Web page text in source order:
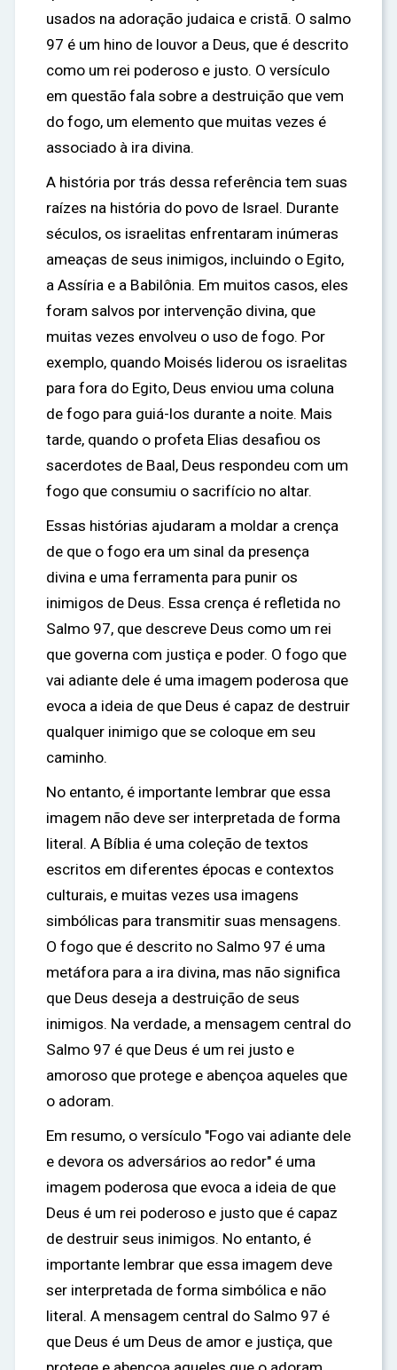
usados ​​na adoração judaica e cristã. O salmo
97 é um hino de louvor a Deus, que é descrito
como um rei poderoso e justo. O versículo
em questão fala sobre a destruição que vem
do fogo, um elemento que muitas vezes é
associado à ira divina.
A história por trás dessa referência tem suas
raízes na história do povo de Israel. Durante
séculos, os israelitas enfrentaram inúmeras
ameaças de seus inimigos, incluindo o Egito,
a Assíria e a Babilônia. Em muitos casos, eles
foram salvos por intervenção divina, que
muitas vezes envolveu o uso de fogo. Por
exemplo, quando Moisés liderou os israelitas
para fora do Egito, Deus enviou uma coluna
de fogo para guiá-los durante a noite. Mais
tarde, quando o profeta Elias desafiou os
sacerdotes de Baal, Deus respondeu com um
fogo que consumiu o sacrifício no altar.
Essas histórias ajudaram a moldar a crença
de que o fogo era um sinal da presença
divina e uma ferramenta para punir os
inimigos de Deus. Essa crença é refletida no
Salmo 97, que descreve Deus como um rei
que governa com justiça e poder. O fogo que
vai adiante dele é uma imagem poderosa que
evoca a ideia de que Deus é capaz de destruir
qualquer inimigo que se coloque em seu
caminho.
No entanto, é importante lembrar que essa
imagem não deve ser interpretada de forma
literal. A Bíblia é uma coleção de textos
escritos em diferentes épocas e contextos
culturais, e muitas vezes usa imagens
simbólicas para transmitir suas mensagens.
O fogo que é descrito no Salmo 97 é uma
metáfora para a ira divina, mas não significa
que Deus deseja a destruição de seus
inimigos. Na verdade, a mensagem central do
Salmo 97 é que Deus é um rei justo e
amoroso que protege e abençoa aqueles que
o adoram.
Em resumo, o versículo "Fogo vai adiante dele
e devora os adversários ao redor" é uma
imagem poderosa que evoca a ideia de que
Deus é um rei poderoso e justo que é capaz
de destruir seus inimigos. No entanto, é
importante lembrar que essa imagem deve
ser interpretada de forma simbólica e não
literal. A mensagem central do Salmo 97 é
que Deus é um Deus de amor e justiça, que